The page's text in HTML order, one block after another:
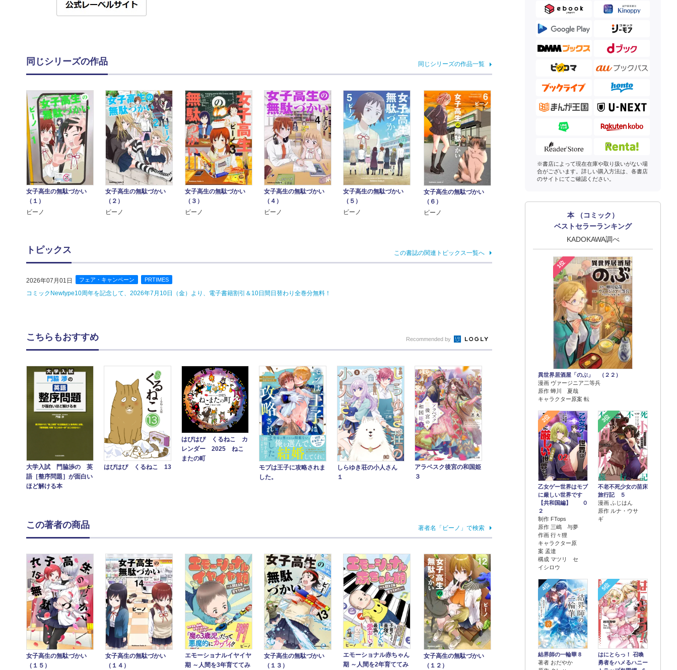
同じシリーズの作品 同じシリーズの作品一覧
女子高生の無駄づかい
（１）
ビーノ
女子高生の無駄づかい
（２）
ビーノ
女子高生の無駄づかい
（３）
ビーノ
女子高生の無駄づかい
（４）
ビーノ
女子高生の無駄づかい
（５）
ビーノ
女子高生の無駄づかい
（６）
ビーノ
トピックス この書誌の関連トピックス一覧へ
2026年07月01日 フェア・キャンペーン PRTIMES
コミックNewtype10周年を記念して、2026年7月10日（金）より、電子書籍割引＆10日間日替わり全巻分無料！
※書店によって現在在庫や取り扱いがない場
合がございます。詳しい購入方法は、各書店
のサイトにてご確認ください。
本 （コミック）
ベストセラーランキング
KADOKAWA調べ
1位
異世界居酒屋「のぶ」 （２２）
漫画 ヴァージニア二等兵
原作 蝉川 夏哉
キャラクター原案 転
2位
乙女ゲー世界はモブ
に厳しい世界です
【共和国編】 ０
２
制作 FTops
原作 三嶋 与夢
作画 行々狸
キャラクター原
案 孟達
構成 マツリ セ
イシロウ
3位
不老不死少女の苗床
旅行記 ５
漫画 ふじはん
原作 ルナ・ウサ
ギ
4位
結界師の一輪華 8
著者 おだやか
5位
はにとらっ！ 召喚
勇者をハメるハニー
こちらもおすすめ Recommended by
大学入試 門脇渉の 英
語［整序問題］が面白い
ほど解ける本
はぴはぴ くるねこ 13
はぴはぴ くるねこ カ
レンダー 2025 ねこ
またの町
モブは王子に攻略されま
した。
しらゆき荘の小人さん
１
アラベスク後宮の和国姫
３
この著者の商品 著者名「ビーノ」で検索
女子高生の無駄づかい
（１５）
女子高生の無駄づかい
（１４）
エモーショナルイヤイヤ
期 ～人間を3年育ててみ
女子高生の無駄づかい
（１３）
エモーショナル赤ちゃん
期 ～人間を2年育ててみ
女子高生の無駄づかい
（１２）